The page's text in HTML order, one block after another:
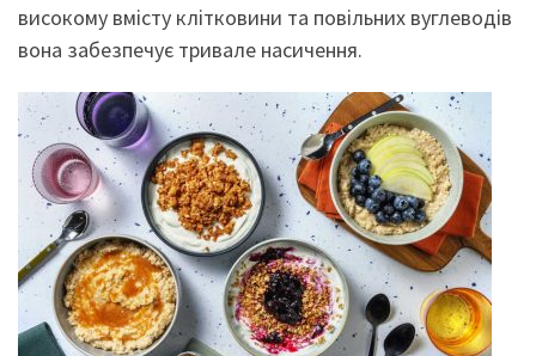
високому вмісту клітковини та повільних вуглеводів
вона забезпечує тривале насичення.